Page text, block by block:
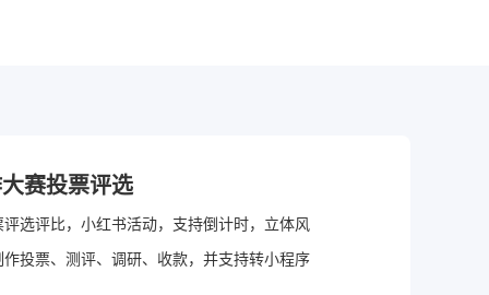
赛投票评选
选评比，小红书活动，支持倒计时，立体风
投票、测评、调研、收款，并支持转小程序